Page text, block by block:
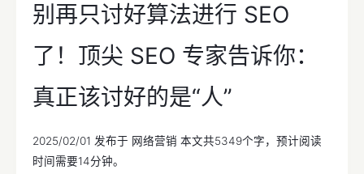
别再只讨好算法进行 SEO
了！顶尖 SEO 专家告诉你：
真正该讨好的是“人”
2025/02/01 发布于 网络营销 本文共5349个字，预计阅读
时间需要14分钟。